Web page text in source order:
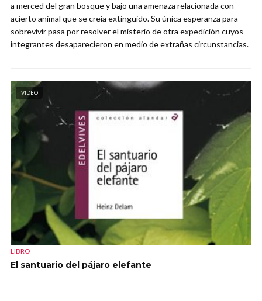
a merced del gran bosque y bajo una amenaza relacionada con
acierto animal que se creía extinguido. Su única esperanza para
sobrevivir pasa por resolver el misterio de otra expedición cuyos
integrantes desaparecieron en medio de extrañas circunstancias.
VIDEO
LIBRO
El santuario del pájaro elefante